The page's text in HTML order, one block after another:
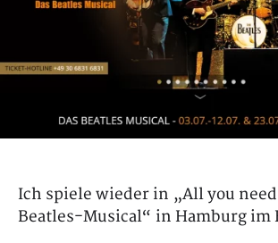
Ich spiele wieder in „All you need
Beatles-Musical“ in Hamburg im